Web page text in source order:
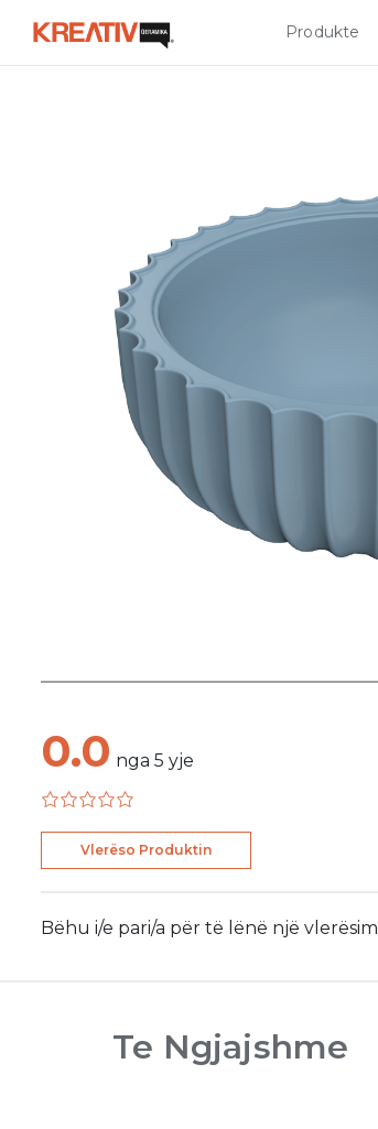
Produkte
0.0 nga 5 yje
Vlerëso Produktin
Bëhu i/e pari/a për të lënë një vlerësim
Te Ngjajshme